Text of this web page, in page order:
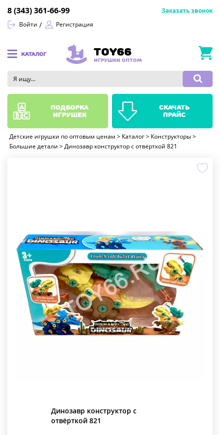
Войти Регистрация
8 (343) 361-66-99 Заказать звонок
КАТАЛОГ TOY66
ИГРУШКИ ОПТОМ
Детские игрушки по оптовым ценам > Каталог > Конструкторы >
Большие детали > Динозавр конструктор с отвёрткой 821
Динозавр конструктор с
отвёрткой 821
подборка
игрушек
скачать
прайс